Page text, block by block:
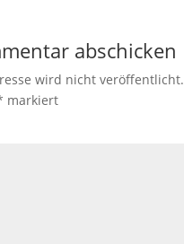
abschicken
wird nicht veröffentlicht.
markiert